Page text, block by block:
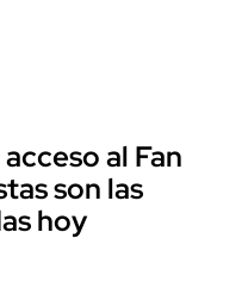
al Fan
son las
hoy